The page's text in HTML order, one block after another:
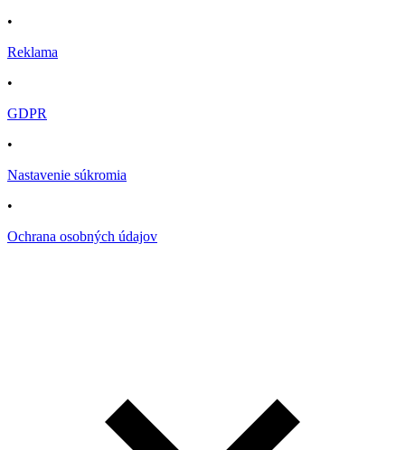
•
Reklama
•
GDPR
•
Nastavenie súkromia
•
Ochrana osobných údajov